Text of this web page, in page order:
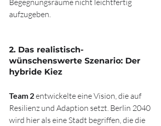
aufzugeben.
2. Das realistisch-
wünschenswerte Szenario: Der
hybride Kiez
Team 2 entwickelte eine Vision, die auf
Resilienz und Adaption setzt. Berlin 2040
wird hier als eine Stadt begriffen, die die